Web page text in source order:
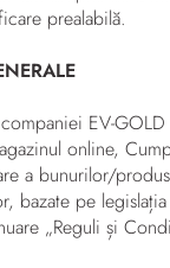
prealabilă.
EV-GOLD
online,
a bunurilor/
bazate pe
„Reguli și